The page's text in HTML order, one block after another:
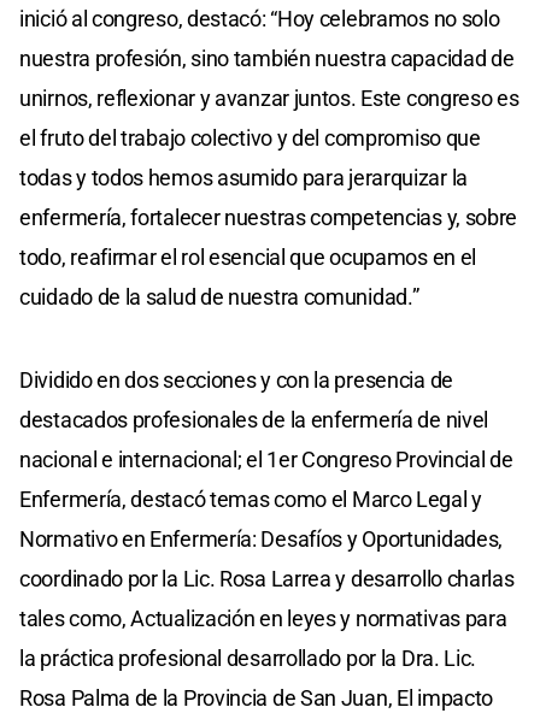
inició al congreso, destacó: “Hoy celebramos no solo
nuestra profesión, sino también nuestra capacidad de
unirnos, reflexionar y avanzar juntos. Este congreso es
el fruto del trabajo colectivo y del compromiso que
todas y todos hemos asumido para jerarquizar la
enfermería, fortalecer nuestras competencias y, sobre
todo, reafirmar el rol esencial que ocupamos en el
cuidado de la salud de nuestra comunidad.”
Dividido en dos secciones y con la presencia de
destacados profesionales de la enfermería de nivel
nacional e internacional; el 1er Congreso Provincial de
Enfermería, destacó temas como el Marco Legal y
Normativo en Enfermería: Desafíos y Oportunidades,
coordinado por la Lic. Rosa Larrea y desarrollo charlas
tales como, Actualización en leyes y normativas para
la práctica profesional desarrollado por la Dra. Lic.
Rosa Palma de la Provincia de San Juan, El impacto